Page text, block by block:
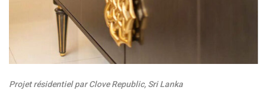
Projet résidentiel par Clove Republic, Sri Lanka